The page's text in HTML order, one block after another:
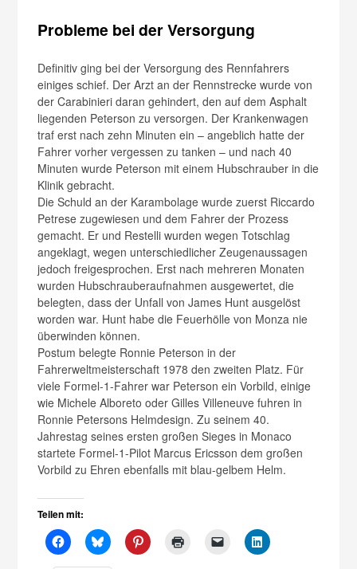
Probleme bei der Versorgung
Definitiv ging bei der Versorgung des Rennfahrers
einiges schief. Der Arzt an der Rennstrecke wurde von
der Carabinieri daran gehindert, den auf dem Asphalt
liegenden Peterson zu versorgen. Der Krankenwagen
traf erst nach zehn Minuten ein – angeblich hatte der
Fahrer vorher vergessen zu tanken – und nach 40
Minuten wurde Peterson mit einem Hubschrauber in die
Klinik gebracht.
Die Schuld an der Karambolage wurde zuerst Riccardo
Petrese zugewiesen und dem Fahrer der Prozess
gemacht. Er und Restelli wurden wegen Totschlag
angeklagt, wegen unterschiedlicher Zeugenaussagen
jedoch freigesprochen. Erst nach mehreren Monaten
wurden Hubschrauberaufnahmen ausgewertet, die
belegten, dass der Unfall von James Hunt ausgelöst
worden war. Hunt habe die Feuerhölle von Monza nie
überwinden können.
Postum belegte Ronnie Peterson in der
Fahrerweltmeisterschaft 1978 den zweiten Platz. Für
viele Formel-1-Fahrer war Peterson ein Vorbild, einige
wie Michele Alboreto oder Gilles Villeneuve fuhren in
Ronnie Petersons Helmdesign. Zu seinem 40.
Jahrestag seines ersten großen Sieges in Monaco
startete Formel-1-Pilot Marcus Ericsson dem großen
Vorbild zu Ehren ebenfalls mit blau-gelbem Helm.
Teilen mit: